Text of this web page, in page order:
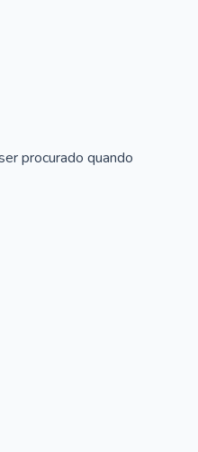
procurado quando